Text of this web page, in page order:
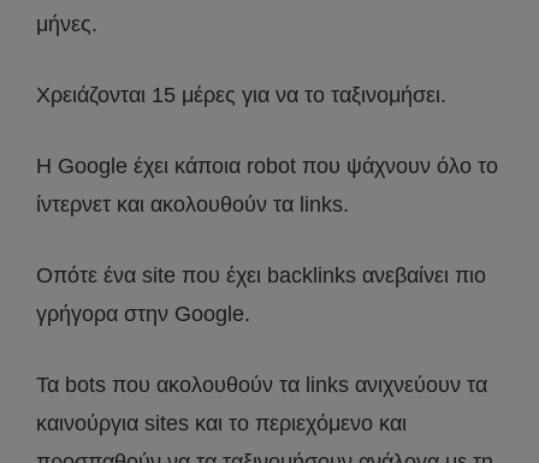
μήνες.
Χρειάζονται 15 μέρες για να το ταξινομήσει.
Η Google έχει κάποια robot που ψάχνουν όλο το
ίντερνετ και ακολουθούν τα links.
Οπότε ένα site που έχει backlinks ανεβαίνει πιο
γρήγορα στην Google.
Τα bots που ακολουθούν τα links ανιχνεύουν τα
καινούργια sites και το περιεχόμενο και